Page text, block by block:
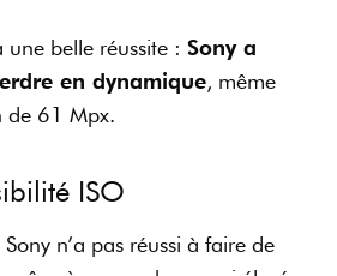
le Sony A7R III, on peut voir